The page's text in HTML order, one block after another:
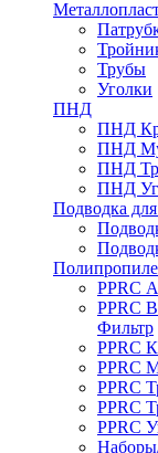
Трубы
Уголки
ПНД
ПНД
ПНД
ПНД
ПНД
Подводка
PPRC
PPRC
Фильтр
PPRC
PPRC
PPRC
PPRC
PPRC